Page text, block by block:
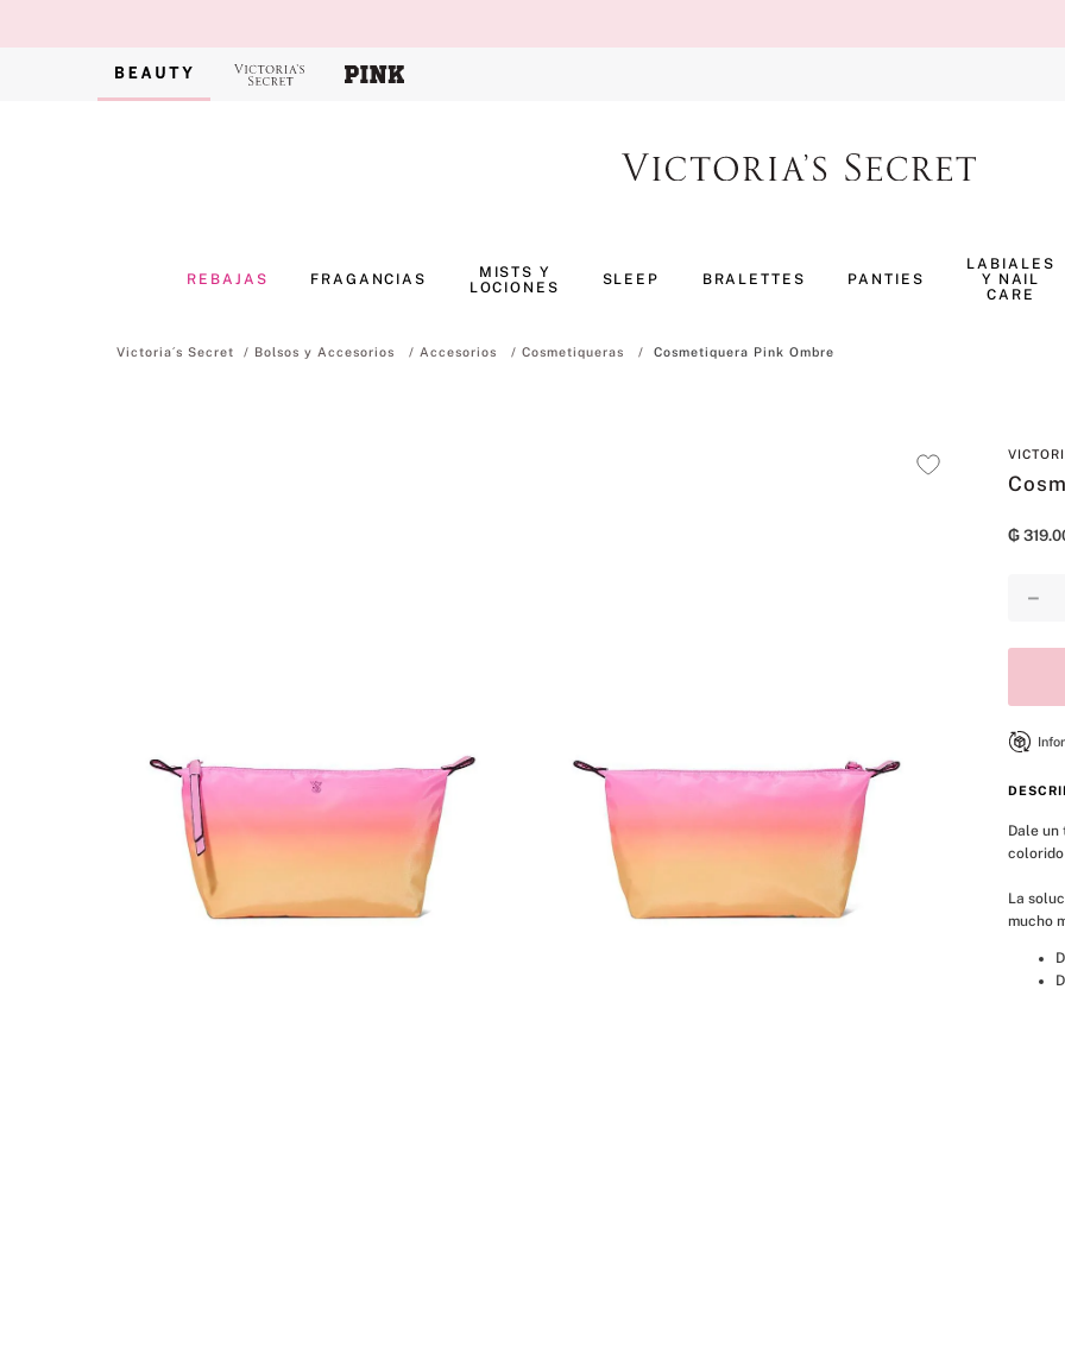
REBAJAS FRAGANCIAS
MISTS Y
LOCIONES
SLEEP BRALETTES PANTIES
LABIALES
Y NAIL
CARE
Bolsos y Accesorios Accesorios Cosmetiqueras Cosmetiquera Pink Ombre
₲ 319.
－
Dale
colorido
La
mucho